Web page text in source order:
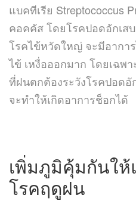
แบคทีเรีย Streptococcus
คอคคัส โดยโรคปอดอักเส
โรคไข้หวัดใหญ่ จะมีอากา
ไข้ เหงื่อออกมาก โดยเฉพ
ที่ฝนตกต้องระวังโรคปอดอั
จะทำให้เกิดอาการช็อกได้
เพิ่มภูมิคุ้มกันใ
โรคฤดูฝน